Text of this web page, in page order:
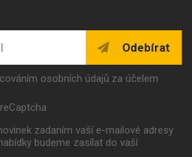
Odebírat
osobních údajů za účelem
zadaním vaší e-mailové adresy
budeme zasílat do vaší